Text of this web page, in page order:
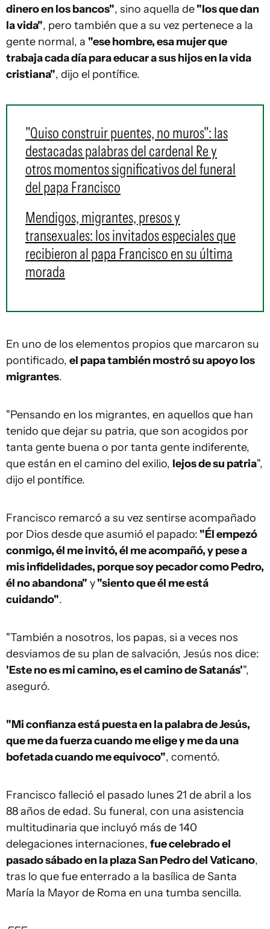
dinero en los bancos", sino aquella de"los que dan
la vida", pero también que a su vez pertenece a la
gente normal, a "ese hombre, esa mujer que
trabaja cada día para educar a sus hijos en la vida
cristiana", dijo el pontífice.
"Quiso construir puentes, no muros": las
destacadas palabras del cardenal Re y
otros momentos significativos del funeral
del papa Francisco
Mendigos, migrantes, presos y
transexuales: los invitados especiales que
recibieron al papa Francisco en su última
morada
En uno de los elementos propios que marcaron su
pontificado, el papa también mostró su apoyo los
migrantes.
"Pensando en los migrantes, en aquellos que han
tenido que dejar su patria, que son acogidos por
tanta gente buena o por tanta gente indiferente,
que están en el camino del exilio, lejos de su patria",
dijo el pontífice.
Francisco remarcó a su vez sentirse acompañado
por Dios desde que asumió el papado: "Él empezó
conmigo, él me invitó, él me acompañó, y pese a
mis infidelidades, porque soy pecador como Pedro,
él no abandona" y"siento que él me está
cuidando".
"También a nosotros, los papas, si a veces nos
desviamos de su plan de salvación, Jesús nos dice:
'Este no es mi camino, es el camino de Satanás'",
aseguró.
"Mi confianza está puesta en la palabra de Jesús,
que me da fuerza cuando me elige y me da una
bofetada cuando me equivoco", comentó.
Francisco falleció el pasado lunes 21 de abril a los
88 años de edad. Su funeral, con una asistencia
multitudinaria que incluyó más de 140
delegaciones internaciones, fue celebrado el
pasado sábado en la plaza San Pedro del Vaticano,
tras lo que fue enterrado a la basílica de Santa
María la Mayor de Roma en una tumba sencilla.